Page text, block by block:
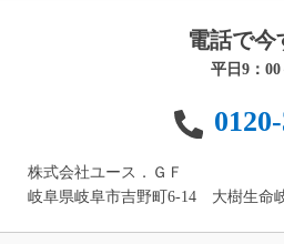
電話で今
平日9：00
株式会社ユース．ＧＦ
岐阜県岐阜市吉野町6-14 大樹生命